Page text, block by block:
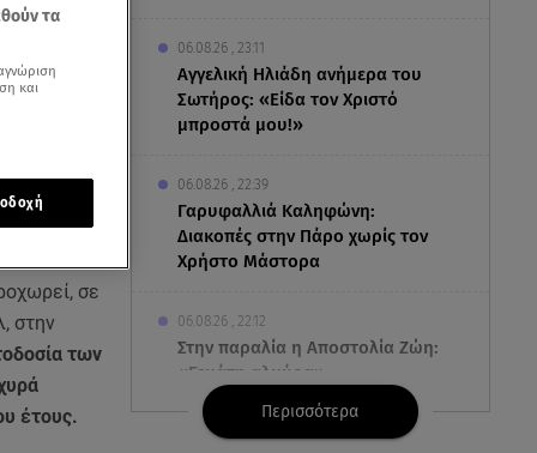
06.08.26 , 23:11
Αγγελική Ηλιάδη ανήμερα του
Σωτήρος: «Είδα τον Χριστό
μπροστά μου!»
06.08.26 , 22:39
Γαρυφαλλιά Καληφώνη:
Διακοπές στην Πάρο χωρίς τον
Χρήστο Μάστορα
06.08.26 , 22:12
Στην παραλία η Αποστολία Ζώη:
«Γεμάτη αλμύρα»
06.08.26 , 22:10
Περισσότερα
σε
στην
των
έτους.
τα
και